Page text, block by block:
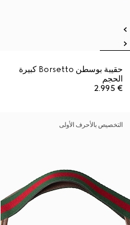
حقيبة بوسطن Borsetto كبيرة
الحجم
€ 2.995
التخصيص بالأحرف الأولى